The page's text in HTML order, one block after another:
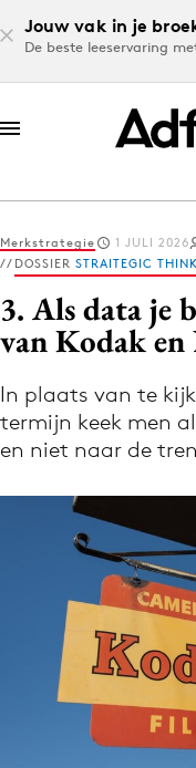
Jouw vak in je
De beste leeservaring
Log in
9 sept: GenAI-training
12 nov: MarketingLive!
Merkstrategie 1 JULI 2026
DOSSIER STRAITEGIC
3. Als data je
van Kodak
In plaats van te
termijn keek men
en niet naar de